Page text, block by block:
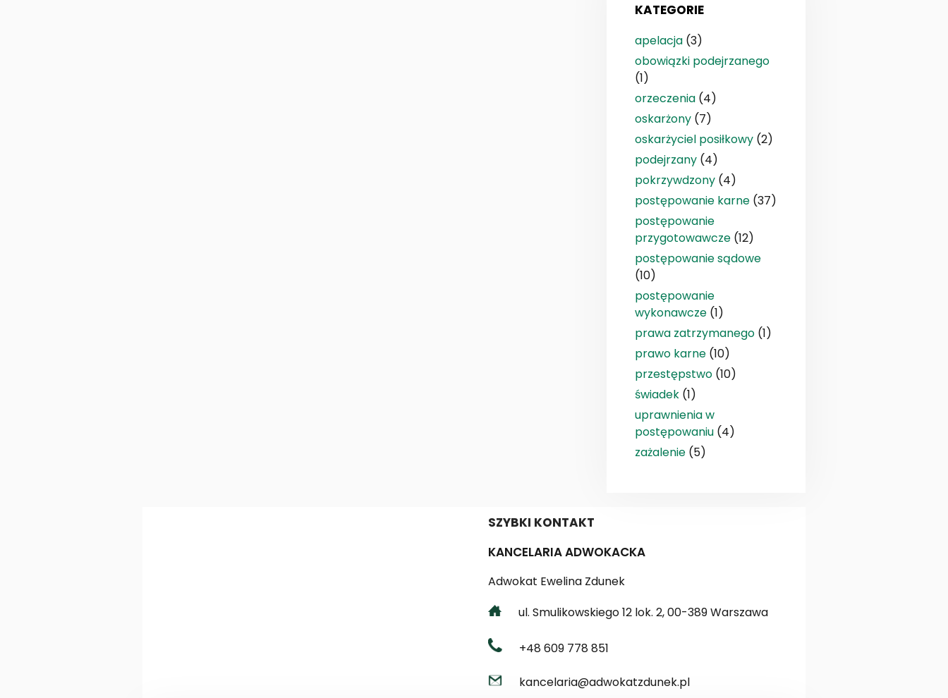
KATEGORIE
apelacja (3)
obowiązki podejrzanego
(1)
orzeczenia (4)
oskarżony (7)
oskarżyciel posiłkowy (2)
podejrzany (4)
pokrzywdzony (4)
postępowanie karne (37)
postępowanie
przygotowawcze (12)
postępowanie sądowe
(10)
postępowanie
wykonawcze (1)
prawa zatrzymanego (1)
prawo karne (10)
przestępstwo (10)
świadek (1)
uprawnienia w
postępowaniu (4)
zażalenie (5)
SZYBKI KONTAKT
KANCELARIA ADWOKACKA
Adwokat Ewelina Zdunek
ul. Smulikowskiego 12 lok. 2, 00-389 Warszawa
+48 609 778 851
kancelaria@adwokatzdunek.pl